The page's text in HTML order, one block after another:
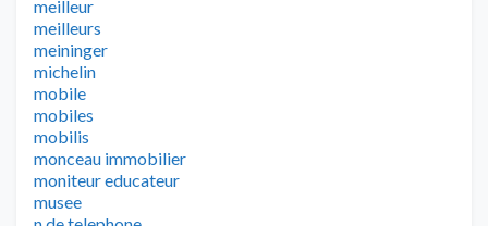
meilleur
meilleurs
meininger
michelin
mobile
mobiles
mobilis
monceau immobilier
moniteur educateur
musee